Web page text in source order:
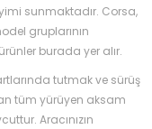
sunmaktadır. Corsa,
gruplarının
burada yer alır.
tutmak ve sürüş
tüm yürüyen aksam
Aracınızın